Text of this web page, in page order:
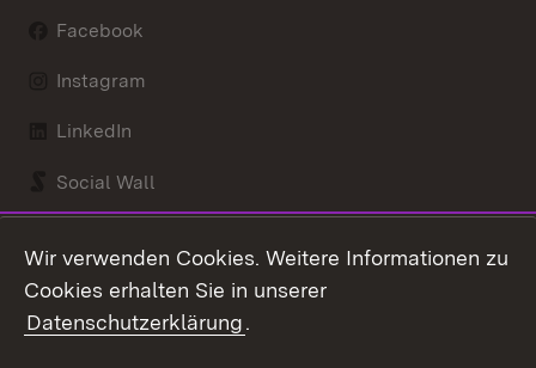
Facebook
Instagram
LinkedIn
Social Wall
Kontakt
Wir verwenden Cookies. Weitere Informationen zu
Cookies erhalten Sie in unserer
Datenschutzerklärung.